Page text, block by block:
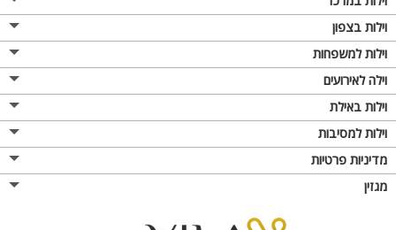
וילות בצפון
וילות למשפחות
וילה לאירועים
וילות באילת
וילות למסיבות
מדיניות פרטיות
מגזין